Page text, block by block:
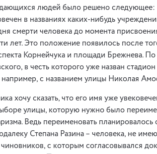
людей было решено следующее:
в названиях каких-нибудь
смерти человека до момента
лет. Это положение появилось после
Корнейчука и площади Брежнева.
в честь которого уже назван
с названием улицы Николая
хочу сказать, что его имя уже
улицы, которую нужно было
Ведь переименовать планировалось
Степана Разина – человека, не
с которым согласовывался